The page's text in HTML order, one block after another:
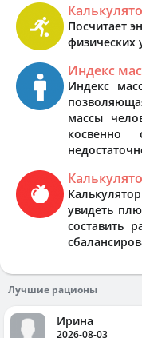
Посчитает
физических
Индекс
Индекс
массы
косвенно
увидеть
составить
Лучшие рационы
Ирина
2026-08-03